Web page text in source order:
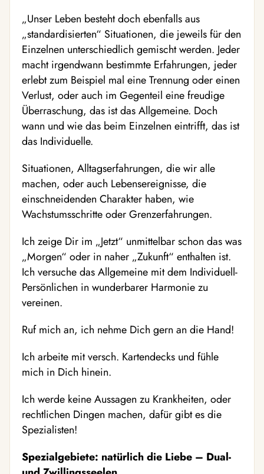
„Unser Leben besteht doch ebenfalls aus
„standardisierten“ Situationen, die jeweils für den
Einzelnen unterschiedlich gemischt werden. Jeder
macht irgendwann bestimmte Erfahrungen, jeder
erlebt zum Beispiel mal eine Trennung oder einen
Verlust, oder auch im Gegenteil eine freudige
Überraschung, das ist das Allgemeine. Doch
wann und wie das beim Einzelnen eintrifft, das ist
das Individuelle.
Situationen, Alltagserfahrungen, die wir alle
machen, oder auch Lebensereignisse, die
einschneidenden Charakter haben, wie
Wachstumsschritte oder Grenzerfahrungen.
Ich zeige Dir im „Jetzt“ unmittelbar schon das was
„Morgen“ oder in naher „Zukunft“ enthalten ist.
Ich versuche das Allgemeine mit dem Individuell-
Persönlichen in wunderbarer Harmonie zu
vereinen.
Ruf mich an, ich nehme Dich gern an die Hand!
Ich arbeite mit versch. Kartendecks und fühle
mich in Dich hinein.
Ich werde keine Aussagen zu Krankheiten, oder
rechtlichen Dingen machen, dafür gibt es die
Spezialisten!
Spezialgebiete: natürlich die Liebe – Dual-